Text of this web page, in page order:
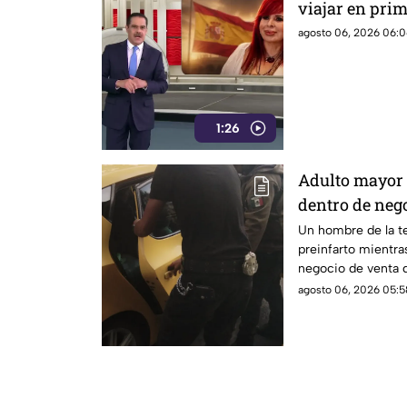
1:26
viajar en
agosto 06, 2026
Adulto
dentro de
Un hombre de la
preinfarto
negocio de venta
Lázaro Cárdenas,
agosto 06, 2026